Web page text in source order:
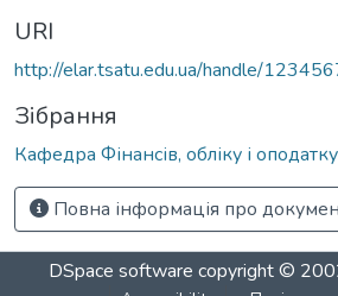
URI
http://elar.tsatu.edu.ua/handle/
Зібрання
Кафедра Фінансів, обліку і
Повна інформація про
DSpace software copyright ©